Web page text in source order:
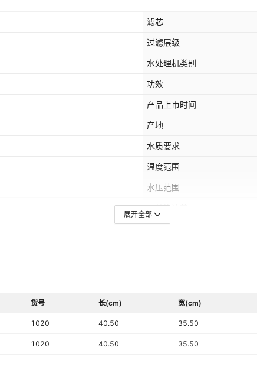
滤芯
过滤层级
水处理机类别
功效
产品上市时间
产地
水质要求
温度范围
水压范围
可替换滤芯
展开全部
货号 长(cm) 宽(cm)
1020 40.50 35.50
1020 40.50 35.50